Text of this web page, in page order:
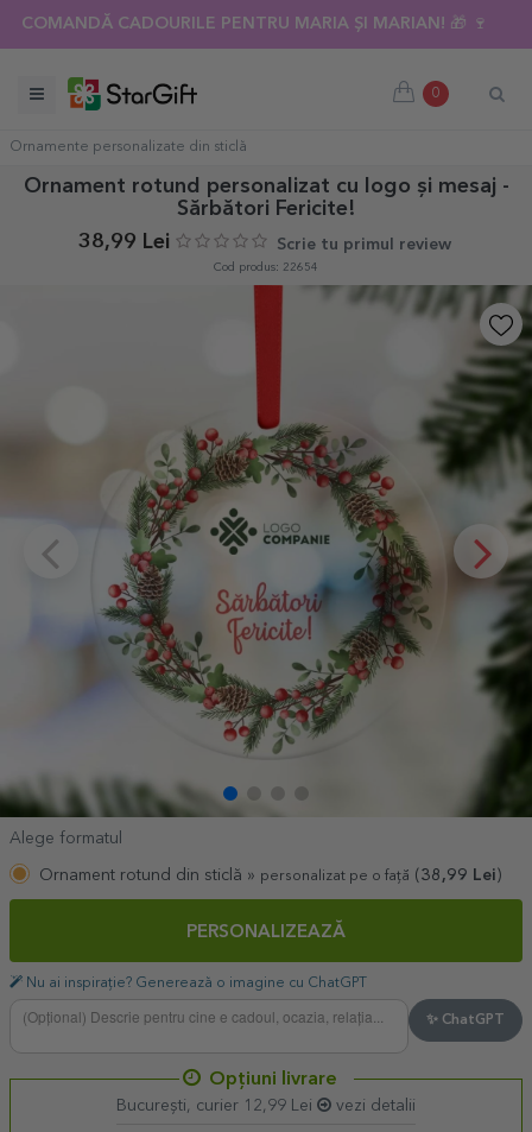
COMANDĂ CADOURILE PENTRU MARIA ȘI MARIAN! 🎁 🍷
0
Ornamente personalizate din sticlă
Ornament rotund personalizat cu logo și mesaj -
Sărbători Fericite!
38,99 Lei
Scrie tu primul review
Cod produs: 22654
Alege formatul
Ornament rotund din sticlă » personalizat pe o față ( 38,99 Lei )
PERSONALIZEAZĂ
Nu ai inspirație? Generează o imagine cu ChatGPT
✨ ChatGPT
Opțiuni livrare
București, curier 12,99 Lei vezi detalii